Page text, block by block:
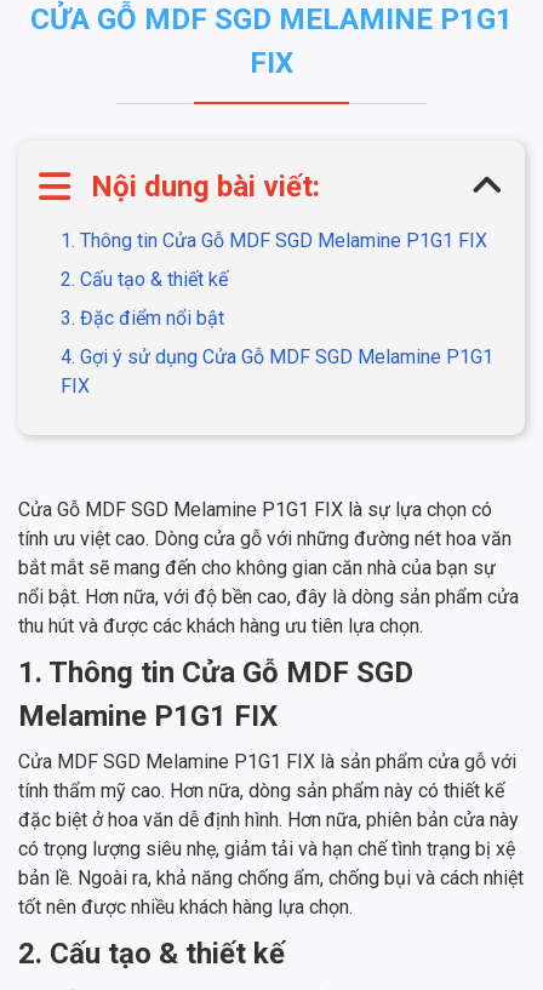
CỬA GỖ MDF SGD MELAMINE P1G1
FIX
Nội dung bài viết:
1. Thông tin Cửa Gỗ MDF SGD Melamine P1G1 FIX
2. Cấu tạo & thiết kế
3. Đặc điểm nổi bật
4. Gợi ý sử dụng Cửa Gỗ MDF SGD Melamine P1G1
FIX
Cửa Gỗ MDF SGD Melamine P1G1 FIX là sự lựa chọn có
tính ưu việt cao. Dòng cửa gỗ với những đường nét hoa văn
bắt mắt sẽ mang đến cho không gian căn nhà của bạn sự
nổi bật. Hơn nữa, với độ bền cao, đây là dòng sản phẩm cửa
thu hút và được các khách hàng ưu tiên lựa chọn.
1. Thông tin Cửa Gỗ MDF SGD
Melamine P1G1 FIX
Cửa MDF SGD Melamine P1G1 FIX là sản phẩm cửa gỗ với
tính thẩm mỹ cao. Hơn nữa, dòng sản phẩm này có thiết kế
đặc biệt ở hoa văn dễ định hình. Hơn nữa, phiên bản cửa này
có trọng lượng siêu nhẹ, giảm tải và hạn chế tình trạng bị xệ
bản lề. Ngoài ra, khả năng chống ẩm, chống bụi và cách nhiệt
tốt nên được nhiều khách hàng lựa chọn.
2. Cấu tạo & thiết kế